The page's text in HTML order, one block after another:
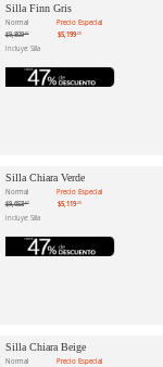
Silla Finn Gris
Normal
$9,809.81
Precio Especial
$5,199.20
Incluye: Silla
Silla Chiara Verde
Normal
$9,658 .87
Precio Especial
$5,119.20
Incluye: Silla
Silla Chiara Beige
Normal
Precio Especial